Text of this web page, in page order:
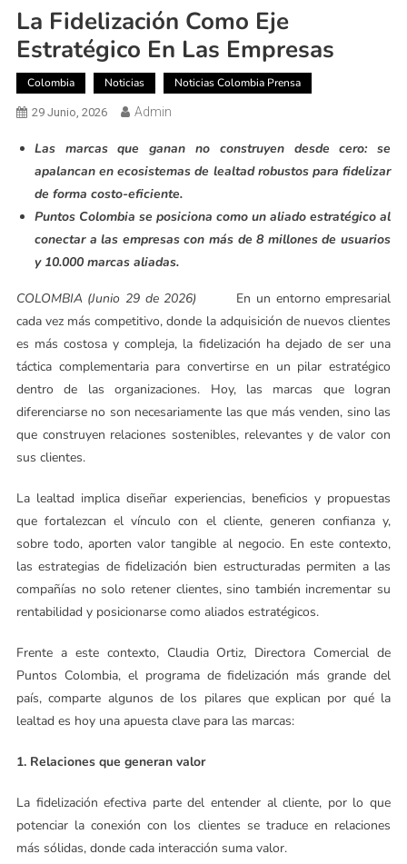
La Fidelización Como Eje
Estratégico En Las Empresas
Colombia Noticias Noticias Colombia Prensa
29 Junio, 2026 Admin
Las marcas que ganan no construyen desde cero: se
apalancan en ecosistemas de lealtad robustos para fidelizar
de forma costo-eficiente.
Puntos Colombia se posiciona como un aliado estratégico al
conectar a las empresas con más de 8 millones de usuarios
y 10.000 marcas aliadas.
COLOMBIA (Junio 29 de 2026) En un entorno empresarial
cada vez más competitivo, donde la adquisición de nuevos clientes
es más costosa y compleja, la fidelización ha dejado de ser una
táctica complementaria para convertirse en un pilar estratégico
dentro de las organizaciones. Hoy, las marcas que logran
diferenciarse no son necesariamente las que más venden, sino las
que construyen relaciones sostenibles, relevantes y de valor con
sus clientes.
La lealtad implica diseñar experiencias, beneficios y propuestas
que fortalezcan el vínculo con el cliente, generen confianza y,
sobre todo, aporten valor tangible al negocio. En este contexto,
las estrategias de fidelización bien estructuradas permiten a las
compañías no solo retener clientes, sino también incrementar su
rentabilidad y posicionarse como aliados estratégicos.
Frente a este contexto, Claudia Ortiz, Directora Comercial de
Puntos Colombia, el programa de fidelización más grande del
país, comparte algunos de los pilares que explican por qué la
lealtad es hoy una apuesta clave para las marcas:
1. Relaciones que generan valor
La fidelización efectiva parte del entender al cliente, por lo que
potenciar la conexión con los clientes se traduce en relaciones
más sólidas, donde cada interacción suma valor.